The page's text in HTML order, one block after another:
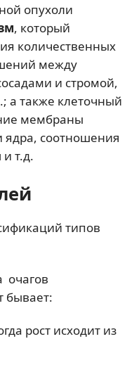
опухоли
, который
количественных
между
и стромой,
а также клеточный
мембраны
ядра, соотношения
т.д.
типов
очагов
бывает:
рост исходит из